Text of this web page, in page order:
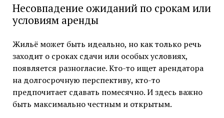
Несовпадение ожиданий по срокам или
условиям аренды
Жильё может быть идеально, но как только речь
заходит о сроках сдачи или особых условиях,
появляется разногласие. Кто-то ищет арендатора
на долгосрочную перспективу, кто-то
предпочитает сдавать помесячно. И здесь важно
быть максимально честным и открытым.